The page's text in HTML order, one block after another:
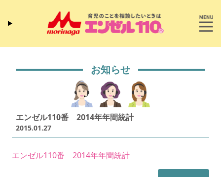
お知らせ
エンゼル110番 2014年年間統計
2015.01.27
エンゼル110番 2014年年間統計